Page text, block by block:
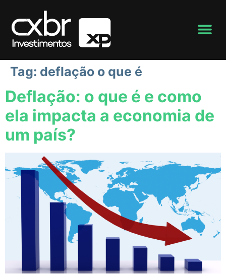
Tag: deflação o que é
Deflação: o que é e como
ela impacta a economia de
um país?